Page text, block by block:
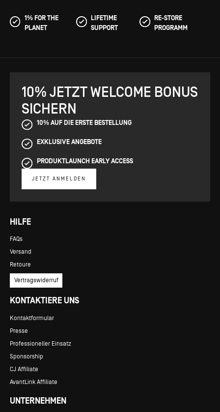
1% FOR THE
PLANET
LIFETIME
SUPPORT
RE-STORE
PROGRAMM
HILFE
FAQs
Versand
Retoure
Vertragswiderruf
KONTAKTIERE UNS
Kontaktformular
Presse
Professioneller Einsatz
Sponsorship
CJ Affiliate
AvantLink Affiliate
UNTERNEHMEN
10% JETZT WELCOME BONUS
SICHERN
10% AUF DIE ERSTE BESTELLUNG
EXKLUSIVE ANGEBOTE
PRODUKTLAUNCH EARLY ACCESS
JETZT ANMELDEN